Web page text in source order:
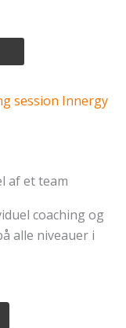
af et team
coaching og
alle niveauer i